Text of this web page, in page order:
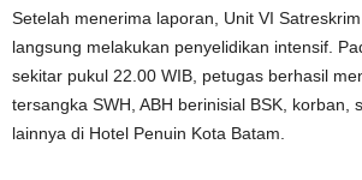
Setelah menerima laporan, Unit VI
langsung melakukan penyelidikan intensif.
sekitar pukul 22.00 WIB, petugas berhasil
tersangka SWH, ABH berinisial BSK, korban,
lainnya di Hotel Penuin Kota Batam.